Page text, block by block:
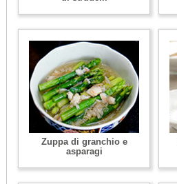
Zuppa di granchio e
asparagi